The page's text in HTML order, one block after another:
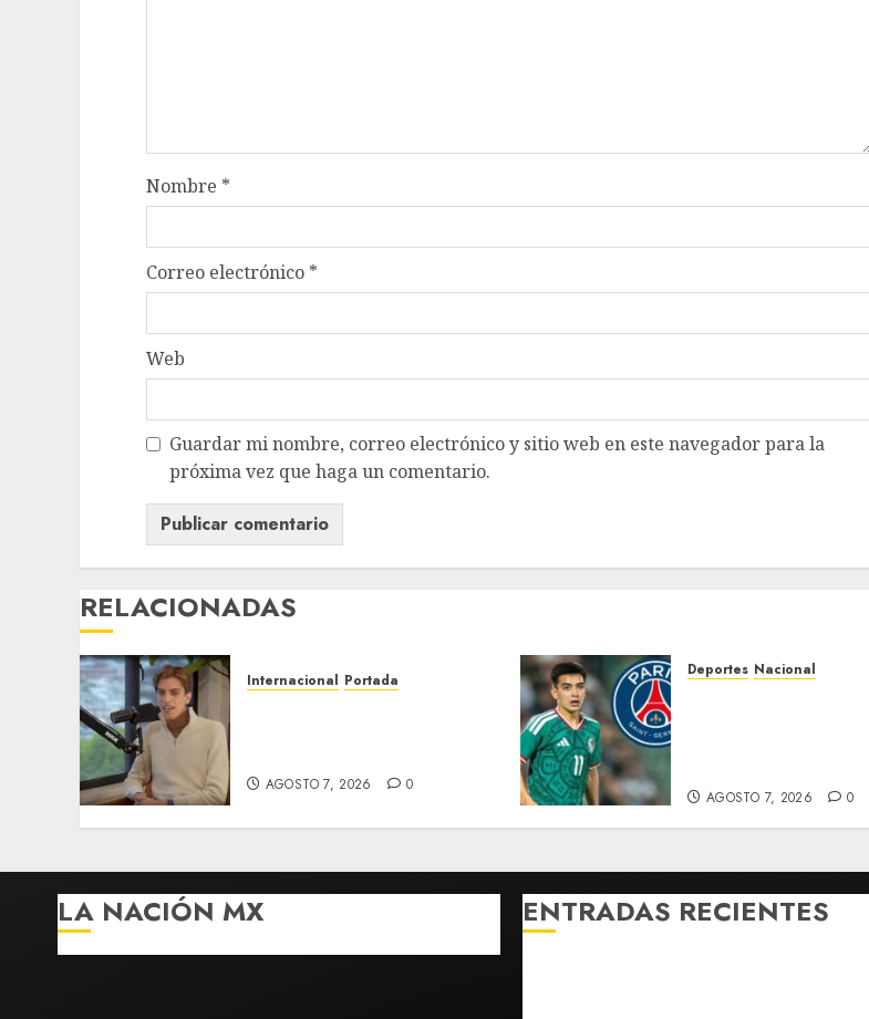
Nombre *
Correo electrónico *
Web
Guardar mi nombre, correo electrónico y sitio web en este navegador para la
próxima vez que haga un comentario.
RELACIONADAS
Internacional Portada
AGOSTO 7, 2026 0
Deportes Nacional
AGOSTO 7, 2026 0
LA NACIÓN MX ENTRADAS RECIENTES